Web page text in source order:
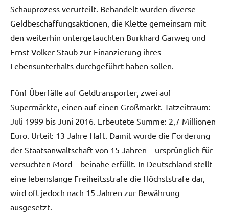
Schauprozess verurteilt. Behandelt wurden diverse
Geldbeschaffungsaktionen, die Klette gemeinsam mit
den weiterhin untergetauchten Burkhard Garweg und
Ernst-Volker Staub zur Finanzierung ihres
Lebensunterhalts durchgeführt haben sollen.
Fünf Überfälle auf Geldtransporter, zwei auf
Supermärkte, einen auf einen Großmarkt. Tatzeitraum:
Juli 1999 bis Juni 2016. Erbeutete Summe: 2,7 Millionen
Euro. Urteil: 13 Jahre Haft. Damit wurde die Forderung
der Staatsanwaltschaft von 15 Jahren – ursprünglich für
versuchten Mord – beinahe erfüllt. In Deutschland stellt
eine lebenslange Freiheitsstrafe die Höchststrafe dar,
wird oft jedoch nach 15 Jahren zur Bewährung
ausgesetzt.